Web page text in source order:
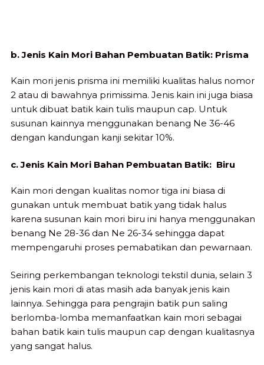
b. Jenis Kain Mori Bahan Pembuatan Batik: Prisma
Kain mori jenis prisma ini memiliki kualitas halus nomor
2 atau di bawahnya primissima. Jenis kain ini juga biasa
untuk dibuat batik kain tulis maupun cap. Untuk
susunan kainnya menggunakan benang Ne 36-46
dengan kandungan kanji sekitar 10%.
c. Jenis Kain Mori Bahan Pembuatan Batik: Biru
Kain mori dengan kualitas nomor tiga ini biasa di
gunakan untuk membuat batik yang tidak halus
karena susunan kain mori biru ini hanya menggunakan
benang Ne 28-36 dan Ne 26-34 sehingga dapat
mempengaruhi proses pemabatikan dan pewarnaan.
Seiring perkembangan teknologi tekstil dunia, selain 3
jenis kain mori di atas masih ada banyak jenis kain
lainnya. Sehingga para pengrajin batik pun saling
berlomba-lomba memanfaatkan kain mori sebagai
bahan batik kain tulis maupun cap dengan kualitasnya
yang sangat halus.